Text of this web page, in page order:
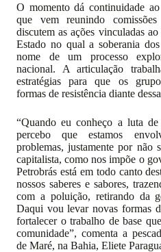
O momento dá continuidade
que vem reunindo
discutem as ações vinculadas
Estado no qual a soberania
nome de um processo
nacional. A articulação
estratégias para que os
formas de resistência diante
“Quando eu conheço a luta de
percebo que estamos
problemas, justamente por não
capitalista, como nos impõe o
Petrobrás está em todo canto
nossos saberes e sabores,
com a poluição, retirando da
Daqui vou levar novas formas
fortalecer o trabalho de base
comunidade”, comenta a
de Maré, na Bahia, Eliete